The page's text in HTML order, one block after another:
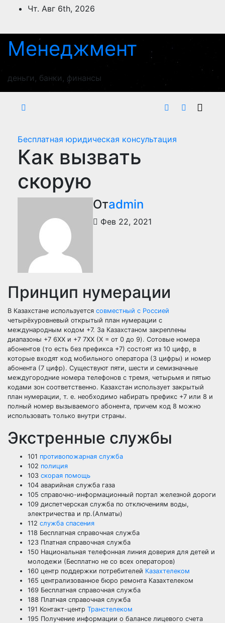
ПерейтиЧт. Авг 6th, 2026
Менеджмент
деньги, банки, финансы
Бесплатная юридическая консультация
Как вызвать
скорую
Отadmin
Фев 22, 2021
Принцип нумерации
В Казахстане используется совместный с Россией
четырёхуровневый открытый план нумерации с
международным кодом +7. За Казахстаном закреплены
диапазоны +7 6XX и +7 7XX (X = от 0 до 9). Сотовые номера
абонентов (то есть без префикса +7) состоят из 10 цифр, в
которые входят код мобильного оператора (3 цифры) и номер
абонента (7 цифр). Существуют пяти, шести и семизначные
междугородние номера телефонов с тремя, четырьмя и пятью
кодами зон соответственно. Казахстан использует закрытый
план нумерации, т. е. необходимо набирать префикс +7 или 8 и
полный номер вызываемого абонента, причем код 8 можно
использовать только внутри страны.
Экстренные службы
101 противопожарная служба
102 полиция
103 скорая помощь
104 аварийная служба газа
105 справочно-информационный портал железной дороги
109 диспетчерская служба по отключениям воды,
электричества и пр.(Алматы)
112 служба спасения
118 Бесплатная справочная служба
123 Платная справочная служба
150 Национальная телефонная линия доверия для детей и
молодежи (Бесплатно не со всех операторов)
160 центр поддержки потребителей Казахтелеком
165 централизованное бюро ремонта Казахтелеком
169 Бесплатная справочная служба
188 Платная справочная служба
191 Контакт-центр Транстелеком
195 Получение информации о балансе лицевого счета